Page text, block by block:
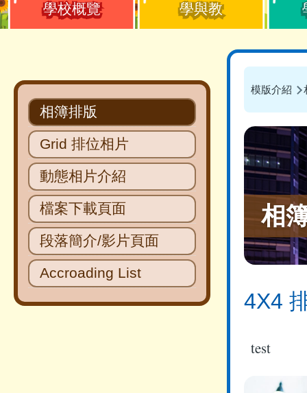
Main
學校概覽 學與教
導
航
連
結
模版介紹
相
4X4
test
Main
navigation
相簿排版
Grid 排位相片
動態相片介紹
檔案下載頁面
段落簡介/影片頁面
Accroading List